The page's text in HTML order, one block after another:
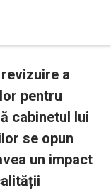
a
pentru
cabinetul lui
se opun
un impact